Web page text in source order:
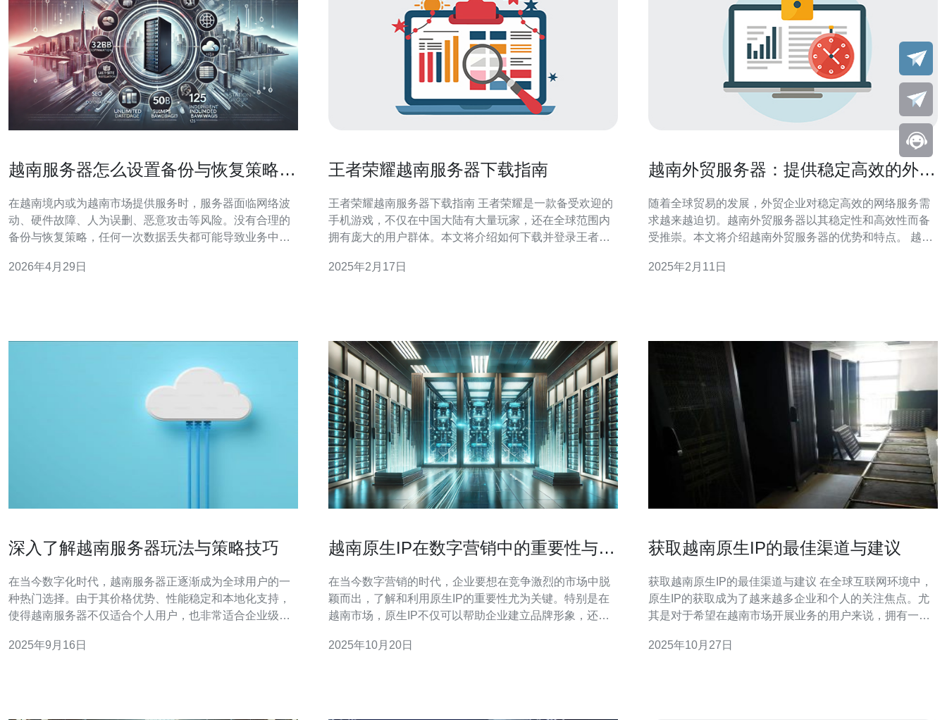
越南服务器怎么设置备份与恢复策略以
在越南境内或为越南市场提供服务时，服务器面临网络波
动、硬件故障、人为误删、恶意攻击等风险。没有合理的
备份与恢复策略，任何一次数据丢失都可能导致业务中断
完整性，提升整体的业务连续性与合规性。 此外，越南的
2026年4月29日
王者荣耀越南服务器下载指南
王者荣耀越南服务器下载指南 王者荣耀是一款备受欢迎的
手机游戏，不仅在中国大陆有大量玩家，还在全球范围内
拥有庞大的用户群体。本文将介绍如何下载并登录王者荣
首先，我们需要下载越南服务器版本的王者荣耀。你可以
2025年2月17日
越南外贸服务器：提供稳定高效的外贸
随着全球贸易的发展，外贸企业对稳定高效的网络服务需
求越来越迫切。越南外贸服务器以其稳定性和高效性而备
受推崇。本文将介绍越南外贸服务器的优势和特点。 越南
供稳定的网络服务。它们采用最新的服务器技术，具备高
2025年2月11日
深入了解越南服务器玩法与策略技巧
在当今数字化时代，越南服务器正逐渐成为全球用户的一
种热门选择。由于其价格优势、性能稳定和本地化支持，
使得越南服务器不仅适合个人用户，也非常适合企业级应
择、最便宜的方案，以及相关的玩法与策略技巧，帮助用
2025年9月16日
越南原生IP在数字营销中的重要性与应
在当今数字营销的时代，企业要想在竞争激烈的市场中脱
颖而出，了解和利用原生IP的重要性尤为关键。特别是在
越南市场，原生IP不仅可以帮助企业建立品牌形象，还能
字营销中的应用及其重要性，并提供具体的操作步骤指
2025年10月20日
获取越南原生IP的最佳渠道与建议
获取越南原生IP的最佳渠道与建议 在全球互联网环境中，
原生IP的获取成为了越来越多企业和个人的关注焦点。尤
其是对于希望在越南市场开展业务的用户来说，拥有一个
南原生IP的最佳渠道和实用建议，帮助您在这个竞争激烈
2025年10月27日